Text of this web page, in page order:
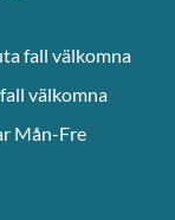
fall välkomna
välkomna
Mån-Fre